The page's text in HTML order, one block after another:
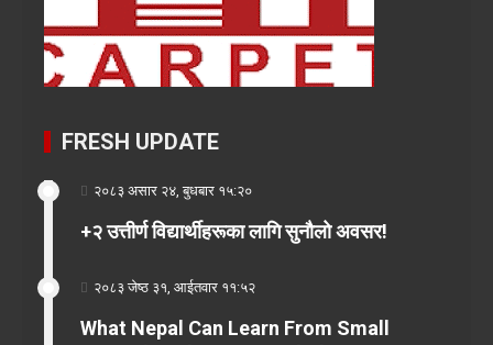
FRESH UPDATE
२०८३ असार २४, बुधबार १५:२०
+२ उत्तीर्ण विद्यार्थीहरूका लागि सुनौलो अवसर!
२०८३ जेष्ठ ३१, आईतवार ११:५२
What Nepal Can Learn From Small